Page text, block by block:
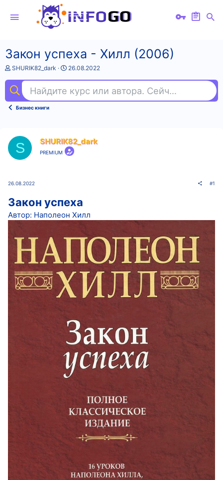
Закон успеха - Хилл (2006)
А
т
о
т
SHURIK82_dark
Д
а
н
а
26.08.2022
Найдите курс или автора. Сейчас ищут
Бизнес книги
S SHURIK82_dark
PREMIUM
26.08.2022 #1
Закон успеха
Автор: Наполеон Хилл